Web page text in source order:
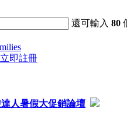
還可輸入80
立即註冊
人暑假大促銷論壇